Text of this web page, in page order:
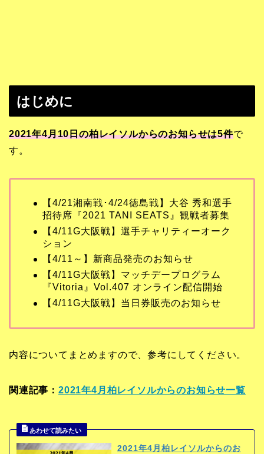
はじめに
2021年4月10日の柏レイソルからのお知らせは5件で
す。
【4/21湘南戦･4/24徳島戦】大谷 秀和選手
招待席『2021 TANI SEATS』観戦者募集
【4/11G大阪戦】選手チャリティーオーク
ション
【4/11～】新商品発売のお知らせ
【4/11G大阪戦】マッチデープログラム
『Vitoria』Vol.407 オンライン配信開始
【4/11G大阪戦】当日券販売のお知らせ
内容についてまとめますので、参考にしてください。
関連記事： 2021年4月柏レイソルからのお知らせ一覧
2021年4月柏レイソルからのお